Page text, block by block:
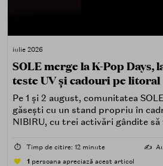
iulie 2026
SOLE merge la K-Pop Days,
teste UV și cadouri pe litoral
Pe 1 și 2 august, comunitatea
găsești cu un stand propriu în
NIBIRU, cu trei activări gândite
⏱️ Timp de citire: 12 minute ✍️
1 persoana apreciază acest articol